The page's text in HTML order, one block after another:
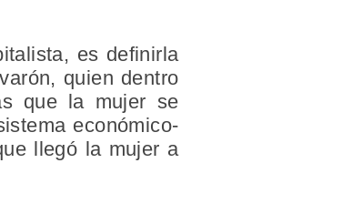
es definirla
quien dentro
que la mujer se
económico-
llegó la mujer a